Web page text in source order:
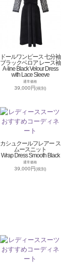
ドールワンピース 七分袖
ブラックベロア レース袖
A-line Black Velour Dress
with Lace Sleeve
通常価格
39,000円(税別)
カシュクールフレアー ス
ムースニット
Wrap Dress Smooth Black
通常価格
39,000円(税別)